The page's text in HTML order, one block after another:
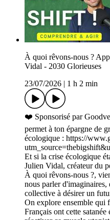
À quoi rêvons-nous ?
Vidal - 2030 Glorieuses
23/07/2026
1 h 2 min
❤️ Sponsorisé par
permet à ton épargne de
écologique : https://
Et si la crise écologique
Julien Vidal, créateur du
À quoi rêvons-nous ?,
nous parler d'imaginaires,
collective à désirer un
On explore ensemble qui
Français ont cette